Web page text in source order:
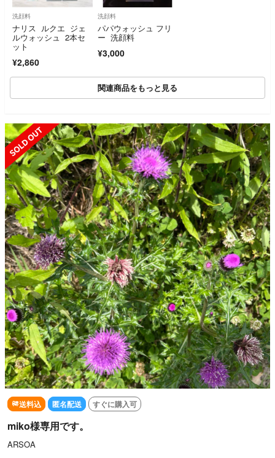
洗顔料
ナリス ルクエ ジェ
ルウォッシュ 2本セ
ット
¥2,860
洗顔料
パパウォッシュ フリ
ー 洗顔料
¥3,000
関連商品をもっと見る
SOLD OUT
送料込 匿名配送 すぐに購入可
miko様専用です。
ARSOA